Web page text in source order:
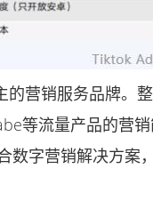
营销服务品牌。整
等流量产品的营销
数字营销解决方案